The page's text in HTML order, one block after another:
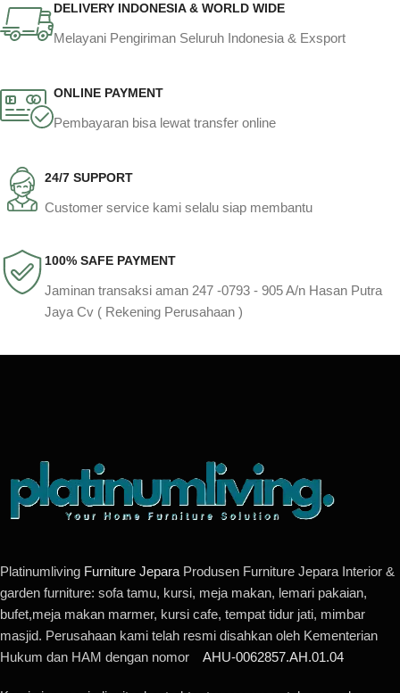
DELIVERY INDONESIA & WORLD WIDE
Melayani Pengiriman Seluruh Indonesia & Exsport
ONLINE PAYMENT
Pembayaran bisa lewat transfer online
24/7 SUPPORT
Customer service kami selalu siap membantu
100% SAFE PAYMENT
Jaminan transaksi aman 247 -0793 - 905 A/n Hasan Putra
Jaya Cv ( Rekening Perusahaan )
Platinumliving Furniture Jepara Produsen Furniture Jepara Interior &
garden furniture: sofa tamu, kursi, meja makan, lemari pakaian,
bufet,meja makan marmer, kursi cafe, tempat tidur jati, mimbar
masjid. Perusahaan kami telah resmi disahkan oleh Kementerian
Hukum dan HAM dengan nomor AHU-0062857.AH.01.04